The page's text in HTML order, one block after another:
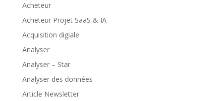
Acheteur
Acheteur Projet SaaS & IA
Acquisition digiale
Analyser
Analyser – Star
Analyser des données
Article Newsletter